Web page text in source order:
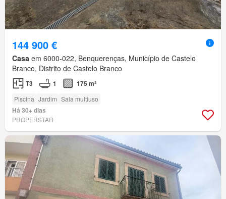
144 900 €
Casa em 6000-022, Benquerenças, Município de Castelo
Branco, Distrito de Castelo Branco
T3 1 175 m²
Piscina Jardim Sala multiuso
Há 30+ dias
PROPERSTAR